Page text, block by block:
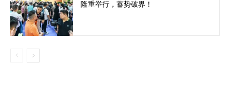
隆重举行，蓄势破界！